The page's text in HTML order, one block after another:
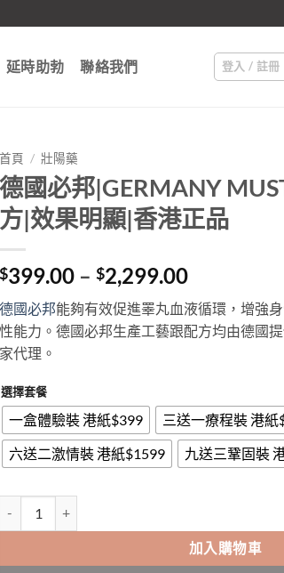
延時助勃 聯絡我們 登入 / 註冊
首頁 / 壯陽藥
德國必邦|GERMANY
方|效果明顯|香港正品
$399.00 – $2,299.00Price
range:
$399.00
through
德國必邦能夠有效促進睪丸血液循環，增強
性能力。德國必邦生產工藝跟配方均由德國
家代理。
選擇套餐
一盒體驗裝 港紙$399
三送一療程裝 港紙
六送二激情裝 港紙$1599
九送三鞏固裝
加入購物車